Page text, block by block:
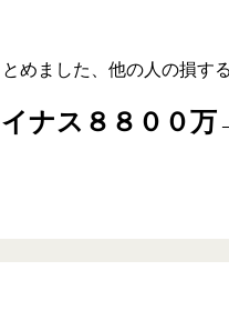
めました、他の人の損す
イナス８８０